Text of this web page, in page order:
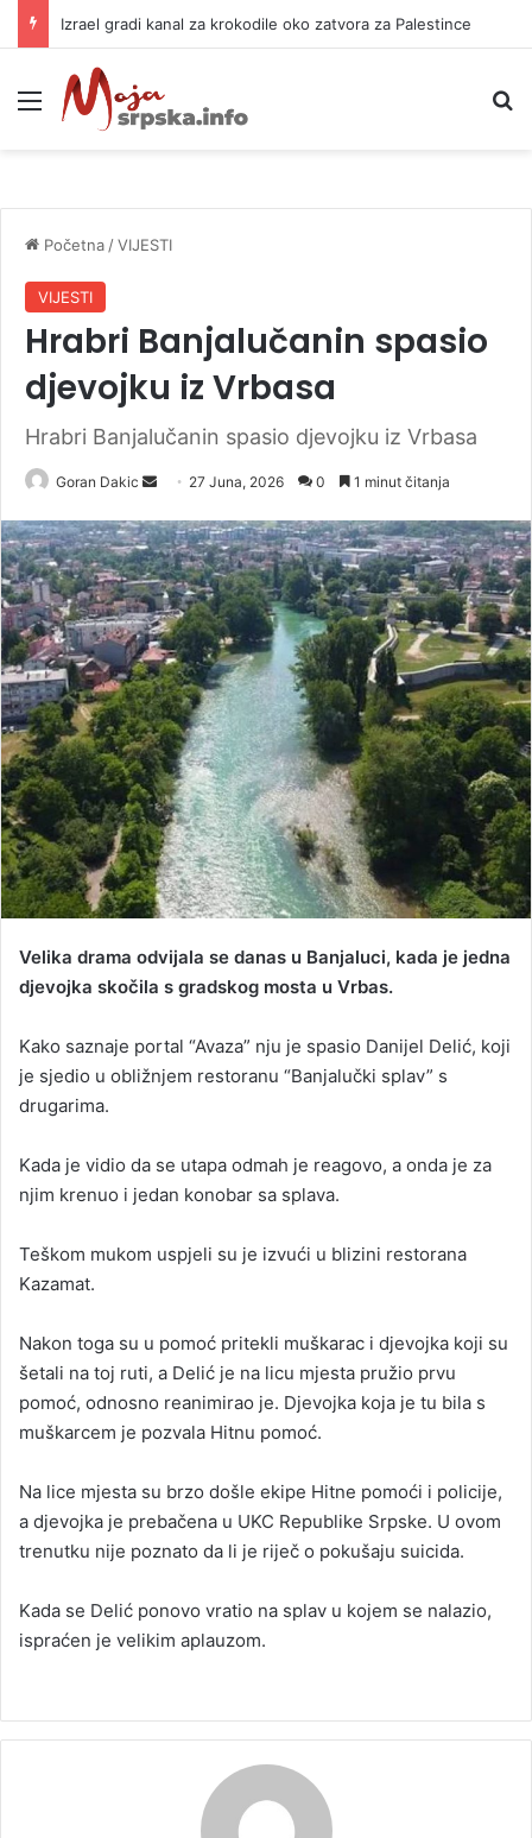
Izrael gradi kanal za krokodile oko zatvora za Palestince
Meni
Početna /VIJESTI
VIJESTI
Hrabri Banjalučanin spasio
djevojku iz Vrbasa
Hrabri Banjalučanin spasio djevojku iz Vrbasa
Goran Dakic
n
d
a
n
e
m
a
i
l
27 Juna, 2026 0 1 minut čitanja
Velika drama odvijala se danas u Banjaluci, kada je jedna
d‌jevojka skočila s gradskog mosta u Vrbas.
Kako saznaje portal “Avaza” nju je spasio Danijel Delić, koji
je sjedio u obližnjem restoranu “Banjalučki splav” s
drugarima.
Kada je vidio da se utapa odmah je reagovo, a onda je za
njim krenuo i jedan konobar sa splava.
Teškom mukom uspjeli su je izvući u blizini restorana
Kazamat.
Nakon toga su u pomoć pritekli muškarac i d‌jevojka koji su
šetali na toj ruti, a Delić je na licu mjesta pružio prvu
pomoć, odnosno reanimirao je. D‌jevojka koja je tu bila s
muškarcem je pozvala Hitnu pomoć.
Na lice mjesta su brzo došle ekipe Hitne pomoći i policije,
a d‌jevojka je prebačena u UKC Republike Srpske. U ovom
trenutku nije poznato da li je riječ o pokušaju suicida.
Kada se Delić ponovo vratio na splav u kojem se nalazio,
ispraćen je velikim aplauzom.